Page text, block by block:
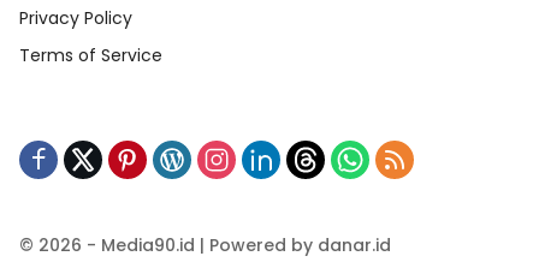
Privacy Policy
Terms of Service
© 2026 - Media90.id | Powered by danar.id